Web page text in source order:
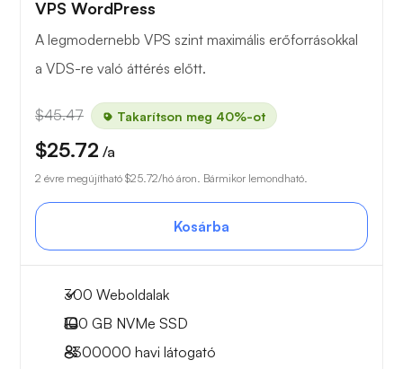
VPS WordPress
A legmodernebb VPS szint maximális erőforrásokkal
a VDS-re való áttérés előtt.
$45.47 Takarítson meg 40%-ot
$25.72 /a
2 évre megújítható $25.72/hó áron. Bármikor lemondható.
Kosárba
300 Weboldalak
100 GB NVMe SSD
~300000 havi látogató